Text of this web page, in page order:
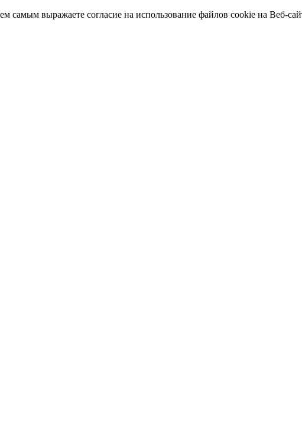
выражаете согласие на использование файлов cookie на Веб-